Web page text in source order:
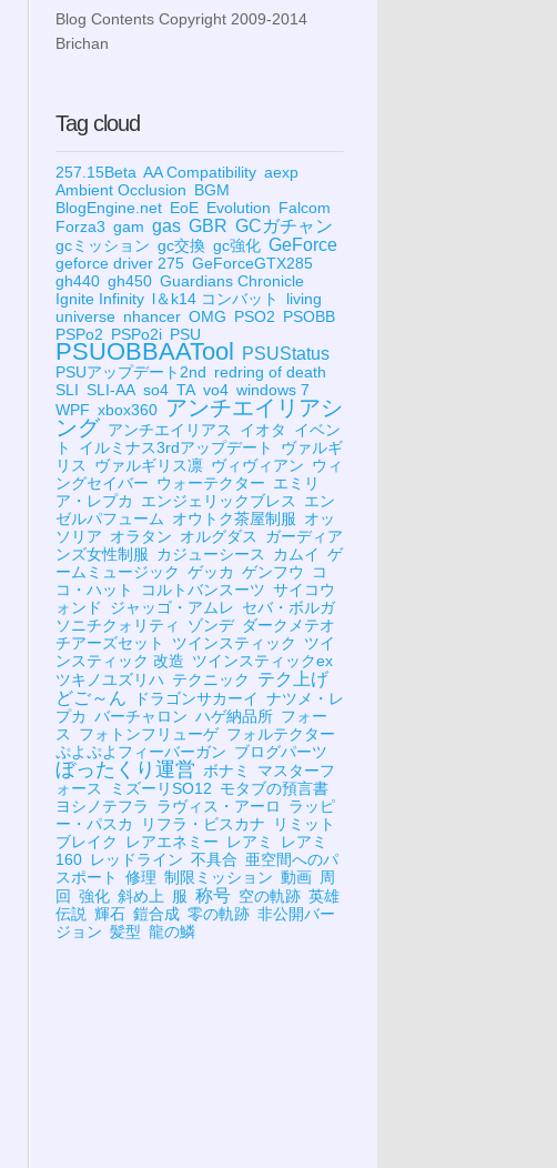
Blog Contents Copyright 2009-2014
Brichan
Tag cloud
257.15Beta AA Compatibility aexp
Ambient Occlusion BGM
BlogEngine.net EoE Evolution Falcom
Forza3 gam gas GBR GCガチャン
gcミッション gc交換 gc強化 GeForce
geforce driver 275 GeForceGTX285
gh440 gh450 Guardians Chronicle
Ignite Infinity l＆k14 コンバット
living
universe nhancer OMG PSO2 PSOBB
PSPo2 PSPo2i PSU
PSUOBBAATool PSUStatus
PSUアップデート2nd redring of death
SLI SLI-AA so4 TA vo4 windows 7
WPF xbox360 アンチエイリアシ
ング アンチエイリアス イオタ
イベン
ト
イルミナス3rdアップデート
ヴァルギ
リス
ヴァルギリス凛 ヴィヴィアン ウィ
ングセイバー ウォーテクター エミリ
ア・レプカ
エンジェリックブレス
エン
ゼルパフューム
オウトク茶屋制服 オッ
ソリア オラタン オルグダス
ガーディア
ンズ女性制服 カジューシース カムイ ゲ
ームミュージック ゲッカ ゲンフウ
コ
コ・ハット
コルトバンスーツ サイコウ
ォンド
ジャッゴ・アムレ セバ・ボルガ
ソニチクォリティ
ゾンデ ダークメテオ
チアーズセット
ツインスティック
ツイ
ンスティック 改造 ツインスティックex
ツキノユズリハ テクニック
テク上げ
どご～ん
ドラゴンサカーイ ナツメ・レ
プカ バーチャロン ハゲ納品所 フォー
ス
フォトンフリューゲ フォルテクター
ぷよぷよフィーバーガン ブログパーツ
ぼったくり運営 ボナミ
マスターフ
ォース
ミズーリSO12 モタブの預言書
ヨシノテフラ
ラヴィス・アーロ
ラッピ
ー・パスカ
リフラ・ビスカナ
リミット
ブレイク
レアエネミー レアミ
レアミ
160 レッドライン 不具合 亜空間へのパ
スポート
修理 制限ミッション 動画 周
回 強化 斜め上 服 称号 空の軌跡 英雄
伝説 輝石 鎧合成 零の軌跡 非公開バー
ジョン 髪型 龍の鱗